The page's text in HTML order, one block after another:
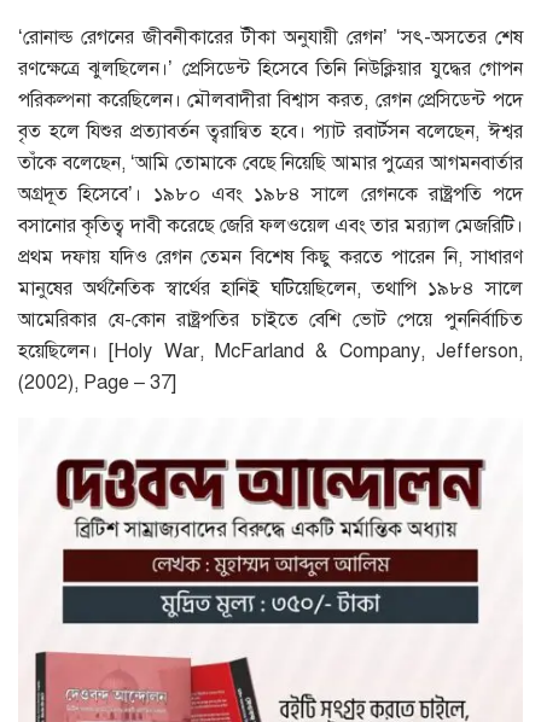
‘রোনাল্ড রেগনের জীবনীকারের টীকা অনুযায়ী রেগন’ ‘সৎ-অসতের শেষ
রণক্ষেত্রে ঝুলছিলেন।’ প্রেসিডেন্ট হিসেবে তিনি নিউক্লিয়ার যুদ্ধের গোপন
পরিকল্পনা করেছিলেন। মৌলবাদীরা বিশ্বাস করত, রেগন প্রেসিডেন্ট পদে
বৃত হলে যিশুর প্রত্যাবর্তন ত্বরান্বিত হবে। প্যাট রবার্টসন বলেছেন, ঈশ্বর
তাঁকে বলেছেন, ‘আমি তোমাকে বেছে নিয়েছি আমার পুত্রের আগমনবার্তার
অগ্রদূত হিসেবে’। ১৯৮০ এবং ১৯৮৪ সালে রেগনকে রাষ্ট্রপতি পদে
বসানোর কৃতিত্ব দাবী করেছে জেরি ফলওয়েল এবং তার মর‍্যাল মেজরিটি।
প্রথম দফায় যদিও রেগন তেমন বিশেষ কিছু করতে পারেন নি, সাধারণ
মানুষের অর্থনৈতিক স্বার্থের হানিই ঘটিয়েছিলেন, তথাপি ১৯৮৪ সালে
আমেরিকার যে-কোন রাষ্ট্রপতির চাইতে বেশি ভোট পেয়ে পুননির্বাচিত
হয়েছিলেন। [Holy War, McFarland & Company, Jefferson,
(2002), Page – 37]